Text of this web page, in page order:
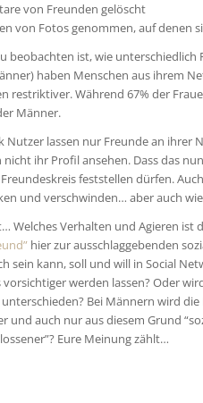
von Freunden gelöscht
von Fotos genommen, auf denen
beobachten ist, wie
haben Menschen aus ihrem
restriktiver. Während 67% der
Männer.
Nutzer lassen nur Freunde an ihrer
ihr Profil ansehen. Dass das
feststellen dürfen.
und verschwinden… aber auch
Welches Verhalten und Agieren ist
hier zur ausschlaggebenden
sein kann, soll und will in Social
vorsichtiger werden lassen? Oder
Bei Männern wird
und auch nur aus diesem Grund
Eure Meinung zählt…
– Ein
Pau...